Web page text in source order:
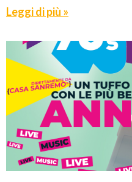
Leggi di più »